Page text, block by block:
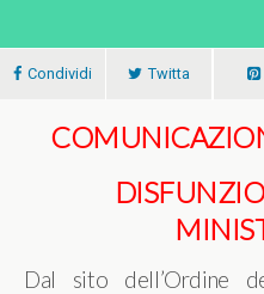
Condividi Twitta
Dal sito dell’Ordine